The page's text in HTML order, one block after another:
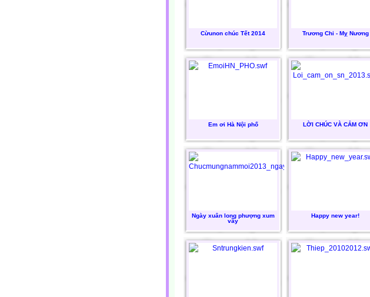
Cừunon chúc Tết 2014 Trương Chi - Mỵ Nương
Em ơi Hà Nội phố LỜI CHÚC VÀ CẢM ƠN
Ngày xuân long phượng xum
vầy
Happy new year!